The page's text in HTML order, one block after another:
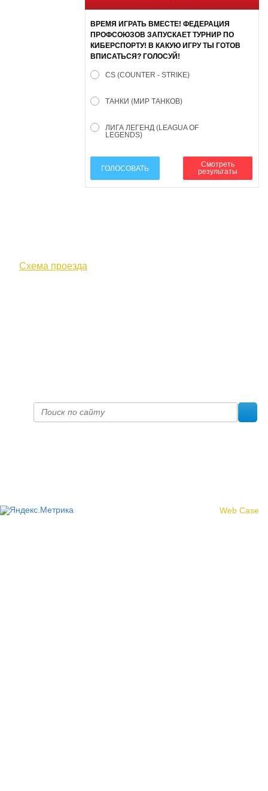
ВРЕМЯ ИГРАТЬ ВМЕСТЕ! ФЕДЕРАЦИЯ
ПРОФСОЮЗОВ ЗАПУСКАЕТ ТУРНИР ПО
КИБЕРСПОРТУ! В КАКУЮ ИГРУ ТЫ ГОТОВ
ВПИСАТЬСЯ? ГОЛОСУЙ!
CS (COUNTER - STRIKE)
ТАНКИ (МИР ТАНКОВ)
ЛИГА ЛЕГЕНД (LEAGUA OF
LEGENDS)
ГОЛОСОВАТЬ
Смотреть
результаты
Схема проезда
Web Case